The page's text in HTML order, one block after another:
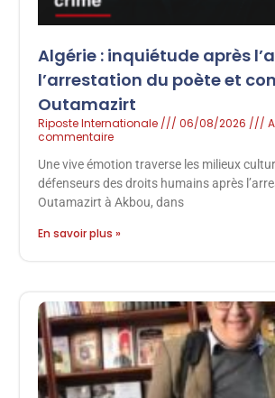
Algérie : inquiétude après
l’arrestation du poète et
Outamazirt
Riposte Internationale 06/08/2026
commentaire
Une vive émotion traverse les milieux
défenseurs des droits humains après
Outamazirt à Akbou, dans
En savoir plus »